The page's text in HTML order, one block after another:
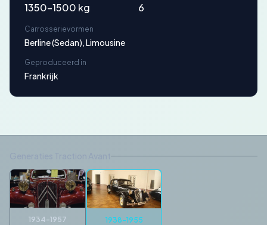
1350-1500 kg 6
Carrosserievormen
Berline (Sedan), Limousine
Geproduceerd in
Frankrijk
1934-1957 1938-1955